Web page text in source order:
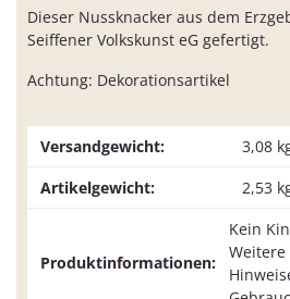
Dieser Nussknacker aus dem
Seiffener Volkskunst eG gefertigt.
Achtung: Dekorationsartikel
Versandgewicht:
3,08
Artikelgewicht:
2,53
Produktinformationen:
Kein